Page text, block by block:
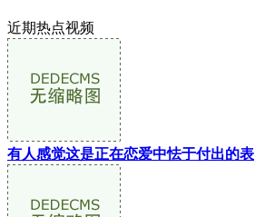
近期热点视频
有人感觉这是正在恋爱中怯于付出的表